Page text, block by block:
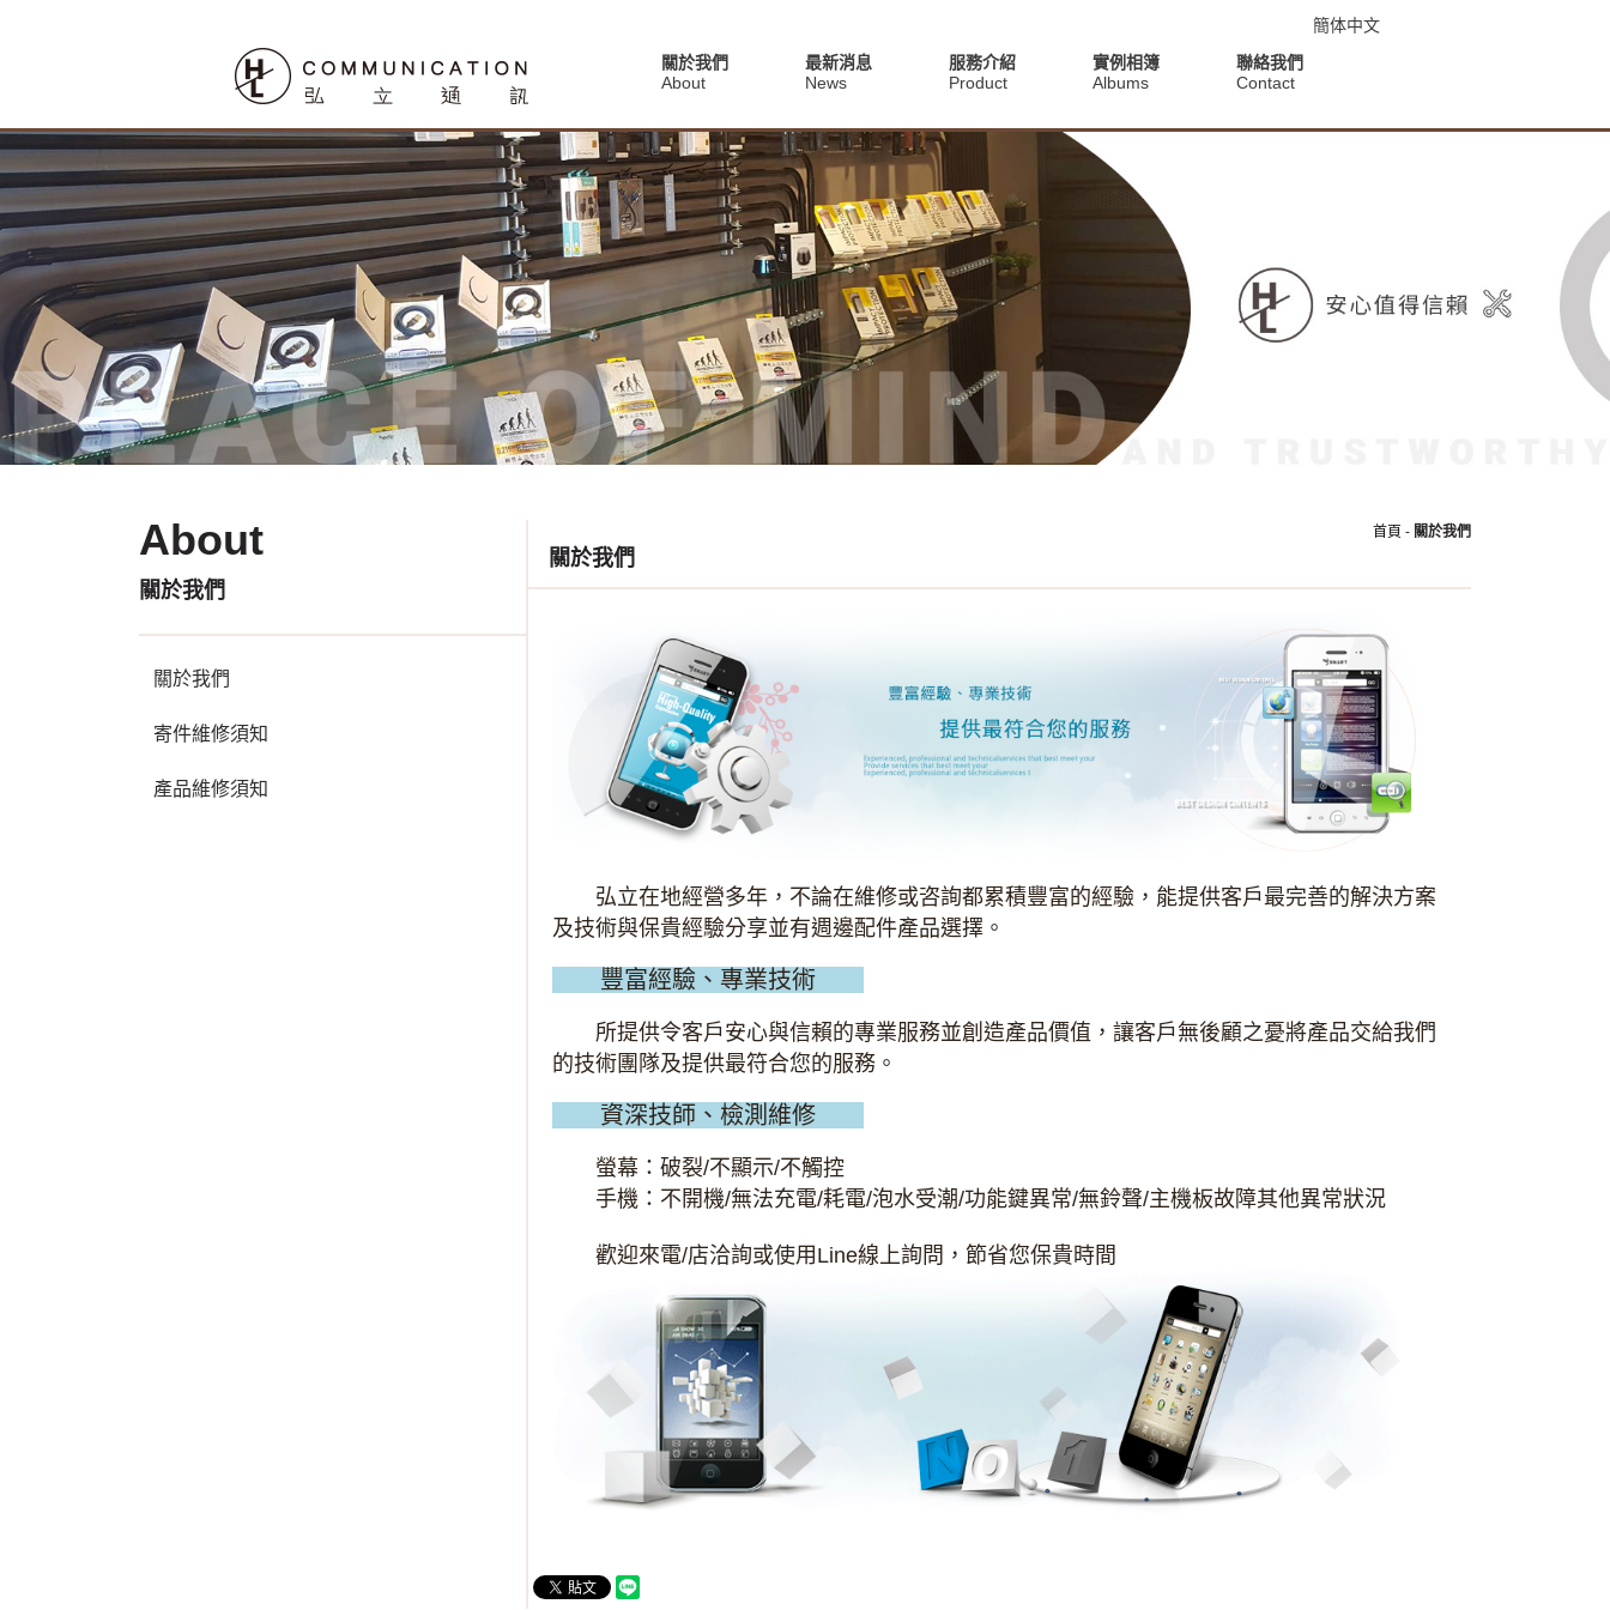
簡体中文
關於我們
About
最新消息
News
服務介紹
Product
實例相簿
Albums
聯絡我們
Contact
首頁 - 關於我們
關於我們
弘立在地經營多年，不論在維修或咨詢都累積豐富的經驗，能提供客戶最完善的解決方案
及技術與保貴經驗分享並有週邊配件產品選擇。
豐富經驗、專業技術
所提供令客戶安心與信賴的專業服務並創造產品價值，讓客戶無後顧之憂將產品交給我們
的技術團隊及提供最符合您的服務。
資深技師、檢測維修​
螢幕：破裂/不顯示/不觸控
手機：不開機/無法充電/耗電/泡水受潮/功能鍵異常/無鈴聲/主機板故障其他異常狀況
歡迎來電/店洽詢或使用Line線上詢問，節省您保貴時間
About
關於我們
關於我們
寄件維修須知
產品維修須知